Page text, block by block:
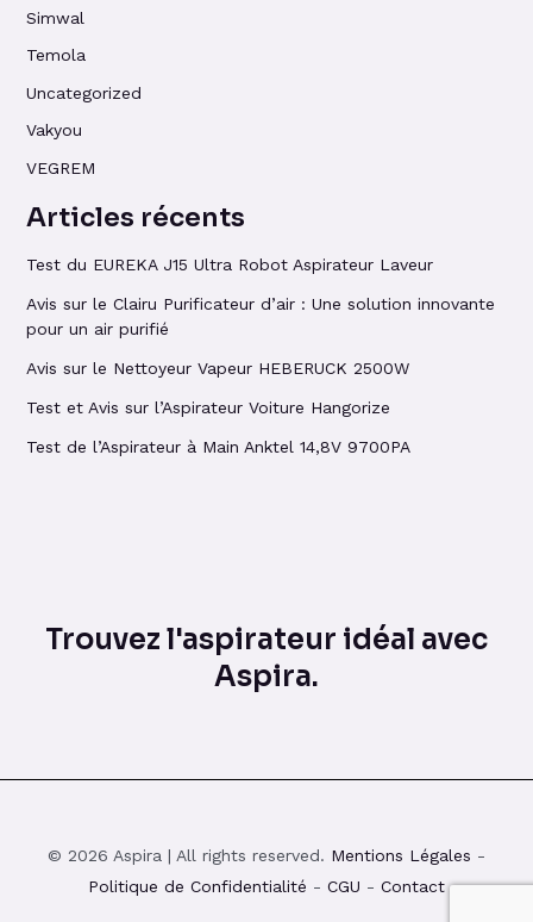
Simwal
Temola
Uncategorized
Vakyou
VEGREM
Articles récents
Test du EUREKA J15 Ultra Robot Aspirateur Laveur
Avis sur le Clairu Purificateur d’air : Une solution innovante
pour un air purifié
Avis sur le Nettoyeur Vapeur HEBERUCK 2500W
Test et Avis sur l’Aspirateur Voiture Hangorize
Test de l’Aspirateur à Main Anktel 14,8V 9700PA
Trouvez l'aspirateur idéal avec
Aspira.
© 2026 Aspira | All rights reserved. Mentions Légales -
Politique de Confidentialité - CGU - Contact